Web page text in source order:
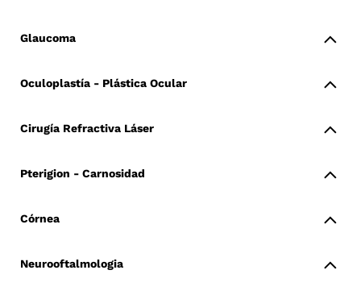
Glaucoma
Oculoplastía - Plástica Ocular
Cirugía Refractiva Láser
Pterigion - Carnosidad
Córnea
Neurooftalmologia